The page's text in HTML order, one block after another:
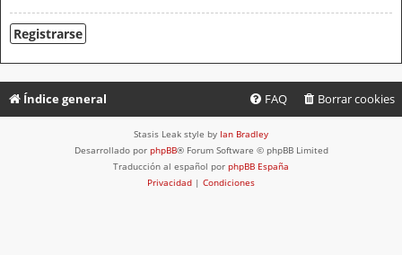
Registrarse
Índice general Borrar cookies
FAQ
Stasis Leak style by Ian Bradley
Desarrollado por phpBB® Forum Software © phpBB Limited
Traducción al español por phpBB España
Privacidad | Condiciones